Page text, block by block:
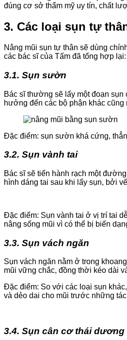
đúng cơ sở thẩm mỹ uy tín, chất
3. Các loại sụn tự
Nâng mũi sụn tự thân sẽ dùng
các bác sĩ của Tấm đã tổng hợp lại:
3.1. Sụn sườn
Bác sĩ thường sẽ lấy một đoạn
hưởng đến các bộ phận khác
Đặc điểm: sụn sườn khá cứng,
3.2. Sụn vành tai
Bác sĩ sẽ tiến hành rạch một
hình dáng tai sau khi lấy sụn, bởi
Đặc điểm: Sụn vành tai ở vị trí tai
nâng sống mũi vì có thể bị biến
3.3. Sụn vách ngăn
Sụn vách ngăn nằm ở trong
mũi vững chắc, đồng thời kéo dài
Đặc điểm: So với các loại sụn
và dẻo dai cho mũi trước những
3.4. Sụn cân cơ thái dương